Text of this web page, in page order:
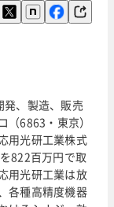
、製造、販売
6863・東京）
用光研工業株式
822百万円で取
用光研工業は放
各種高精度機器